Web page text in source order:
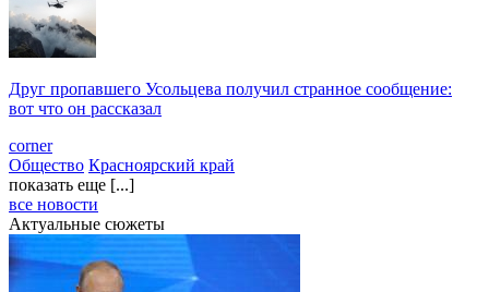
Друг пропавшего Усольцева получил странное сообщение:
вот что он рассказал
corner
Общество Красноярский край
показать еще [...]
все новости
Актуальные сюжеты